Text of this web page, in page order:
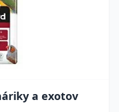
a exotov